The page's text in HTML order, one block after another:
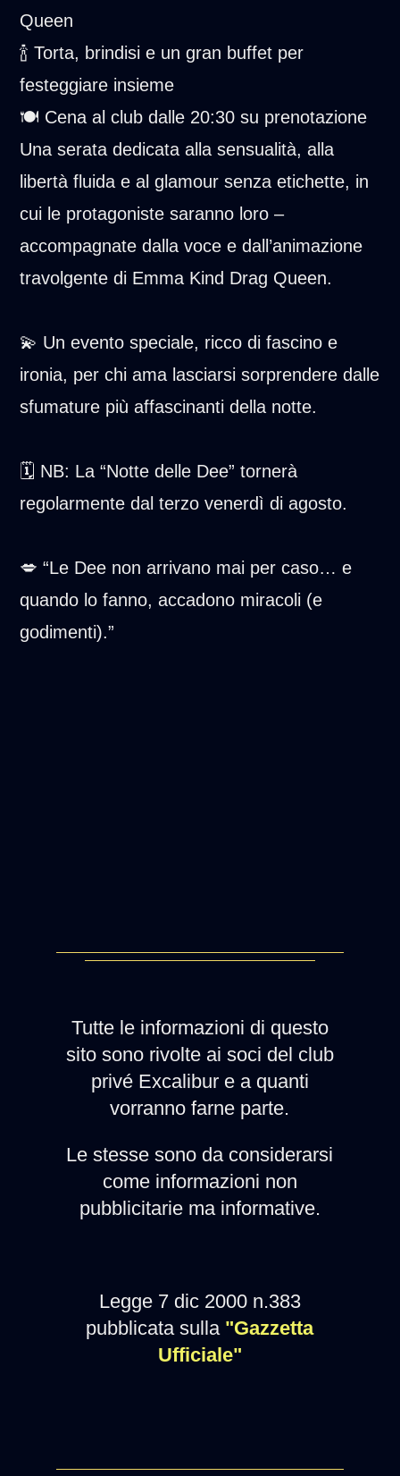
Queen
🍾 Torta, brindisi e un gran buffet per
festeggiare insieme
🍽️ Cena al club dalle 20:30 su prenotazione
Una serata dedicata alla sensualità, alla
libertà fluida e al glamour senza etichette, in
cui le protagoniste saranno loro –
accompagnate dalla voce e dall’animazione
travolgente di Emma Kind Drag Queen.
💫 Un evento speciale, ricco di fascino e
ironia, per chi ama lasciarsi sorprendere dalle
sfumature più affascinanti della notte.
🗓️ NB: La “Notte delle Dee” tornerà
regolarmente dal terzo venerdì di agosto.
💋 “Le Dee non arrivano mai per caso… e
quando lo fanno, accadono miracoli (e
godimenti).”
Tutte le informazioni di questo
sito sono rivolte ai soci del club
privé Excalibur e a quanti
vorranno farne parte.
Le stesse sono da considerarsi
come informazioni non
pubblicitarie ma informative.
Legge 7 dic 2000 n.383
pubblicata sulla "Gazzetta
Ufficiale"